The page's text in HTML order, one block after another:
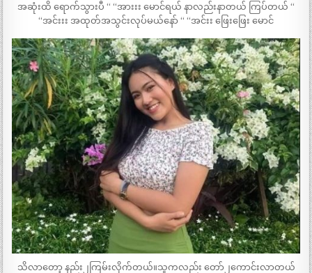
အဆုံးထိ ရောက်သွားပီ “ “အားးး မောင်ရယ် နာလည်းနာတယ် ကြပ်တယ် “
“အင်းးး အထုတ်အသွင်းလုပ်မယ်နော် “ “အင်းး ဖြေးဖြေး မောင်
သိလာတော့ နည်း၂ကြမ်းလိုက်တယ်။သူကလည်း တော်၂ကောင်းလာတယ်